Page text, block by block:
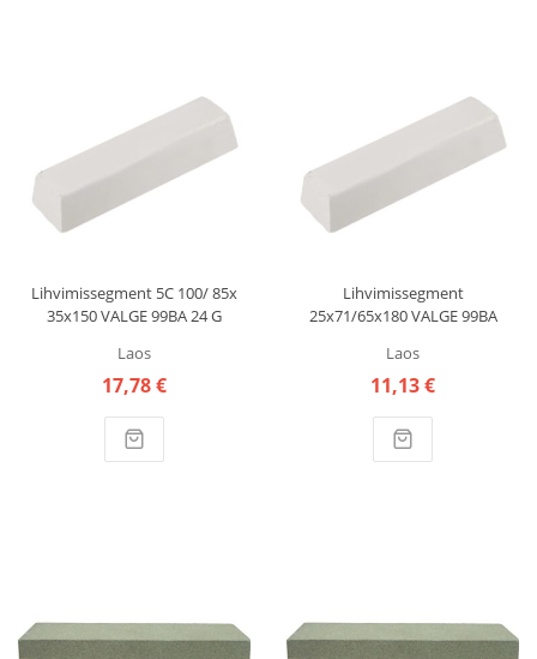
Lihvimissegment 5C 100/ 85x
35x150 VALGE 99BA 24 G
Laos
17,78 €
Lihvimissegment
25x71/65x180 VALGE 99BA
Laos
11,13 €